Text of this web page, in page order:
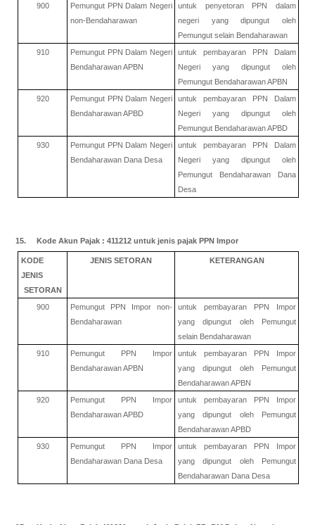
900
Pemungut PPN Dalam Negeri
non-Bendaharawan
untuk penyetoran PPN dalam
negeri yang dipungut oleh
Pemungut selain Bendaharawan
910
Pemungut PPN Dalam Negeri
Bendaharawan APBN
untuk pembayaran PPN Dalam
Negeri yang dipungut oleh
Pemungut Bendaharawan APBN
920
Pemungut PPN Dalam Negeri
Bendaharawan APBD
untuk pembayaran PPN Dalam
Negeri yang dipungut oleh
Pemungut Bendaharawan APBD
930
Pemungut PPN Dalam Negeri
Bendaharawan Dana Desa
untuk pembayaran PPN Dalam
Negeri yang dipungut oleh
Pemungut Bendaharawan Dana
Desa
15. Kode Akun Pajak : 411212 untuk jenis pajak PPN Impor
KODE
JENIS
SETORAN
JENIS SETORAN KETERANGAN
900
Pemungut PPN Impor non-
Bendaharawan
untuk pembayaran PPN Impor
yang dipungut oleh Pemungut
selain Bendaharawan
910
Pemungut PPN Impor
Bendaharawan APBN
untuk pembayaran PPN Impor
yang dipungut oleh Pemungut
Bendaharawan APBN
920
Pemungut PPN Impor
Bendaharawan APBD
untuk pembayaran PPN Impor
yang dipungut oleh Pemungut
Bendaharawan APBD
930
Pemungut PPN Impor
Bendaharawan Dana Desa
untuk pembayaran PPN Impor
yang dipungut oleh Pemungut
Bendaharawan Dana Desa